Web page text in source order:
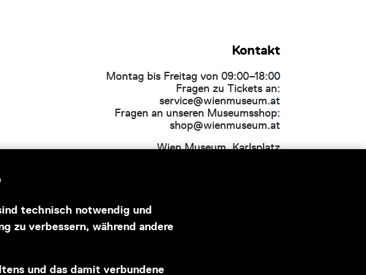
technisch notwendig und
zu verbessern, während andere
und das damit verbundene
Kontakt
Montag bis Freitag von 09:00–18:00
Fragen zu Tickets an:
service@wienmuseum.at
Fragen an unseren Museumsshop:
shop@wienmuseum.at
Wien Museum, Karlsplatz